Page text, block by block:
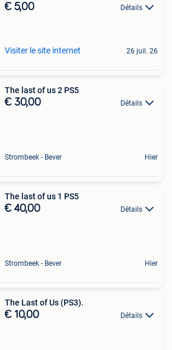
€ 5,00 Détails
Visiter le site internet 26 juil. 26
The last of us 2 PS5
€ 30,00 Détails
Strombeek - Bever Hier
The last of us 1 PS5
€ 40,00 Détails
Strombeek - Bever Hier
The Last of Us (PS3).
€ 10,00 Détails